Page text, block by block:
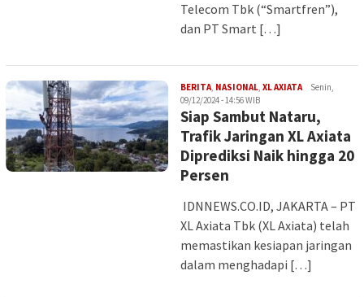
Telecom Tbk (“Smartfren”),
dan PT Smart […]
BERITA, NASIONAL, XL AXIATAImanSenin,
09/12/2024 - 14:56 WIB
Siap Sambut Nataru,
Trafik Jaringan XL Axiata
Diprediksi Naik hingga 20
Persen
IDNNEWS.CO.ID, JAKARTA – PT
XL Axiata Tbk (XL Axiata) telah
memastikan kesiapan jaringan
dalam menghadapi […]